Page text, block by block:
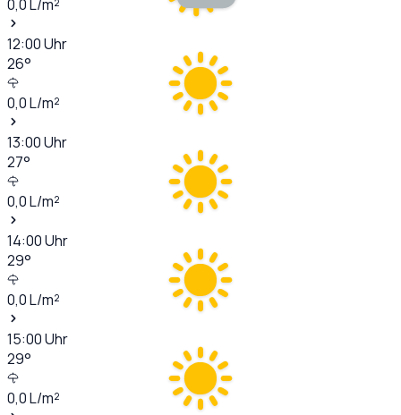
0,0L/m²
12:00Uhr
26°
0,0L/m²
13:00Uhr
27°
0,0L/m²
14:00Uhr
29°
0,0L/m²
15:00Uhr
29°
0,0L/m²